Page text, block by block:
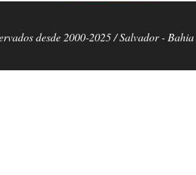
desde 2000-2025 / Salvador -